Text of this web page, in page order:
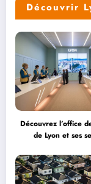
Découvrir
Découvrez l’office
de Lyon et ses